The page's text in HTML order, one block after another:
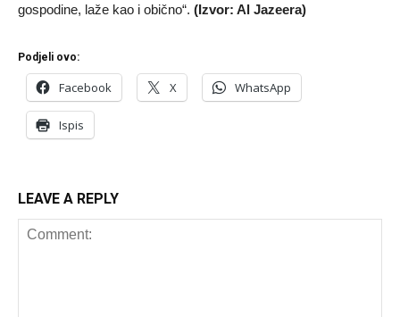
gospodine, laže kao i obično“. (Izvor: Al Jazeera)
Podjeli ovo:
Facebook X WhatsApp
Ispis
LEAVE A REPLY